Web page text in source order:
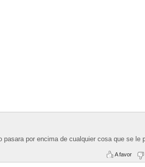
por encima de cualquier cosa que se le
A favor